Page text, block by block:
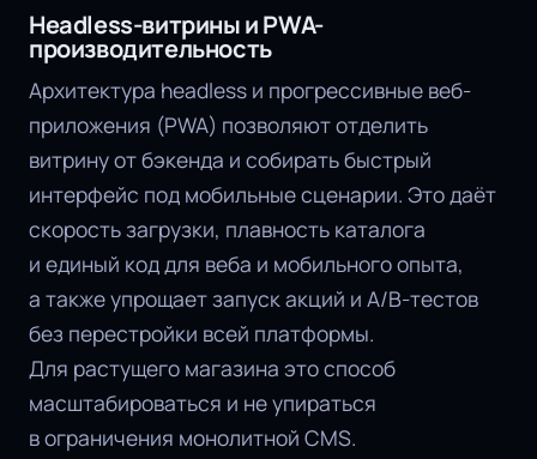
Headless-витрины и PWA-
производительность
Архитектура headless и прогрессивные веб-
приложения (PWA) позволяют отделить
витрину от бэкенда и собирать быстрый
интерфейс под мобильные сценарии. Это даёт
скорость загрузки, плавность каталога
и единый код для веба и мобильного опыта,
а также упрощает запуск акций и A/B-тестов
без перестройки всей платформы.
Для растущего магазина это способ
масштабироваться и не упираться
в ограничения монолитной CMS.